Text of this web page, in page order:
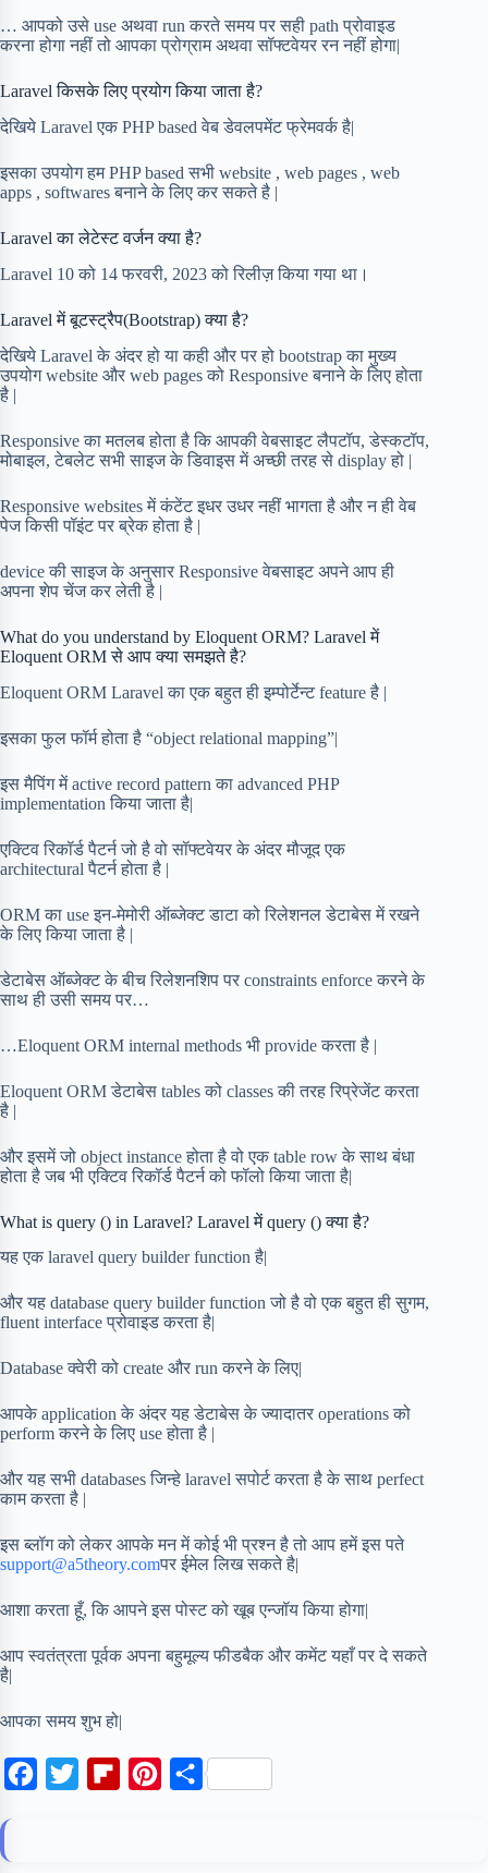
… आपको उसे use अथवा run करते समय पर सही path प्रोवाइड
करना होगा नहीं तो आपका प्रोग्राम अथवा सॉफ्टवेयर रन नहीं होगा|
Laravel किसके लिए प्रयोग किया जाता है?
देखिये Laravel एक PHP based वेब डेवलपमेंट फ्रेमवर्क है|
इसका उपयोग हम PHP based सभी website , web pages , web
apps , softwares बनाने के लिए कर सकते है |
Laravel का लेटेस्ट वर्जन क्या है?
Laravel 10 को 14 फरवरी, 2023 को रिलीज़ किया गया था।
Laravel में बूटस्ट्रैप(Bootstrap) क्या है?
देखिये Laravel के अंदर हो या कही और पर हो bootstrap का मुख्य
उपयोग website और web pages को Responsive बनाने के लिए होता
है |
Responsive का मतलब होता है कि आपकी वेबसाइट लैपटॉप, डेस्कटॉप,
मोबाइल, टेबलेट सभी साइज के डिवाइस में अच्छी तरह से display हो |
Responsive websites में कंटेंट इधर उधर नहीं भागता है और न ही वेब
पेज किसी पॉइंट पर ब्रेक होता है |
device की साइज के अनुसार Responsive वेबसाइट अपने आप ही
अपना शेप चेंज कर लेती है |
What do you understand by Eloquent ORM? Laravel में
Eloquent ORM से आप क्या समझते है?
Eloquent ORM Laravel का एक बहुत ही इम्पोर्टेन्ट feature है |
इसका फुल फॉर्म होता है “object relational mapping”|
इस मैपिंग में active record pattern का advanced PHP
implementation किया जाता है|
एक्टिव रिकॉर्ड पैटर्न जो है वो सॉफ्टवेयर के अंदर मौजूद एक
architectural पैटर्न होता है |
ORM का use इन-मेमोरी ऑब्जेक्ट डाटा को रिलेशनल डेटाबेस में रखने
के लिए किया जाता है |
डेटाबेस ऑब्जेक्ट के बीच रिलेशनशिप पर constraints enforce करने के
साथ ही उसी समय पर…
…Eloquent ORM internal methods भी provide करता है |
Eloquent ORM डेटाबेस tables को classes की तरह रिप्रेजेंट करता
है |
और इसमें जो object instance होता है वो एक table row के साथ बंधा
होता है जब भी एक्टिव रिकॉर्ड पैटर्न को फॉलो किया जाता है|
What is query () in Laravel? Laravel में query () क्या है?
यह एक laravel query builder function है|
और यह database query builder function जो है वो एक बहुत ही सुगम,
fluent interface प्रोवाइड करता है|
Database क्वेरी को create और run करने के लिए|
आपके application के अंदर यह डेटाबेस के ज्यादातर operations को
perform करने के लिए use होता है |
और यह सभी databases जिन्हे laravel सपोर्ट करता है के साथ perfect
काम करता है |
इस ब्लॉग को लेकर आपके मन में कोई भी प्रश्न है तो आप हमें इस पते
support@a5theory.comपर ईमेल लिख सकते है|
आशा करता हूँ, कि आपने इस पोस्ट को खूब एन्जॉय किया होगा|
आप स्वतंत्रता पूर्वक अपना बहुमूल्य फीडबैक और कमेंट यहाँ पर दे सकते
है|
आपका समय शुभ हो|
S